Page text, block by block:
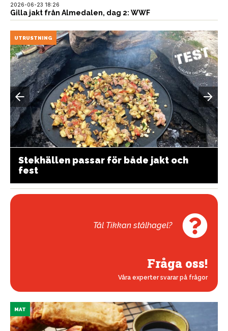
2026-06-23 18:26
Gilla jakt från Almedalen, dag 2: WWF
UTRUSTNING
Stekhällen passar för både jakt och
fest
Tål Tikkan stålhagel?
Fråga oss!
Våra experter svarar på frågor
MAT